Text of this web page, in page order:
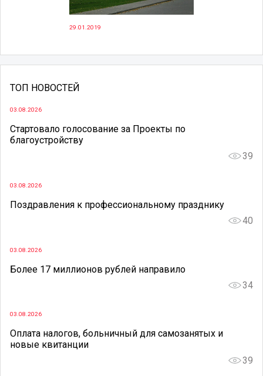
29.01.2019
ТОП НОВОСТЕЙ
03.08.2026
Стартовало голосование за Проекты по
благоустройству
39
03.08.2026
Поздравления к профессиональному празднику
40
03.08.2026
Более 17 миллионов рублей направило
34
03.08.2026
Оплата налогов, больничный для самозанятых и
новые квитанции
39